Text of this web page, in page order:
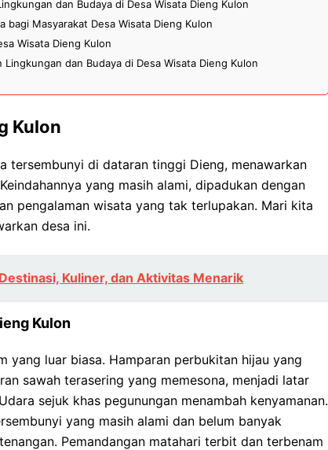
dan Budaya di Desa Wisata Dieng Kulon
bagi Masyarakat Desa Wisata Dieng Kulon
Wisata Dieng Kulon
dan Budaya di Desa Wisata Dieng Kulon
Kulon
tersembunyi di dataran tinggi Dieng, menawarkan
yang masih alami, dipadukan dengan
pengalaman wisata yang tak terlupakan. Mari kita
desa ini.
Kuliner, dan Aktivitas Menarik
Kulon
yang luar biasa. Hamparan perbukitan hijau yang
sawah terasering yang memesona, menjadi latar
sejuk khas pegunungan menambah kenyamanan.
yang masih alami dan belum banyak
Pemandangan matahari terbit dan terbenam